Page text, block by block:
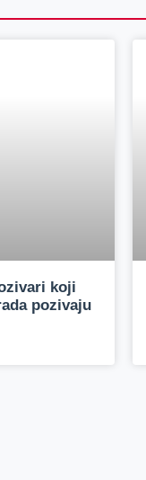
koji
pozivaju